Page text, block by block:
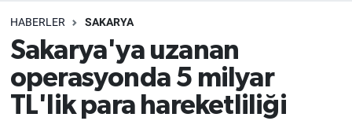
HABERLER SAKARYA
Sakarya'ya uzanan
operasyonda 5 milyar
TL'lik para hareketliliği